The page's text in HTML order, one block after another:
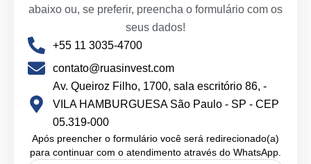
abaixo ou, se preferir, preencha o formulário com os
seus dados!
+55 11 3035-4700
contato@ruasinvest.com
Av. Queiroz Filho, 1700, sala escritório 86, -
VILA HAMBURGUESA São Paulo - SP - CEP
05.319-000
Após preencher o formulário você será redirecionado(a)
para continuar com o atendimento através do WhatsApp.